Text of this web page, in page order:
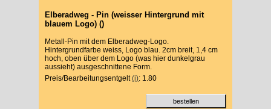
Elberadweg - Pin (weisser Hintergrund mit
blauem Logo) ()
Metall-Pin mit dem Elberadweg-Logo.
Hintergrundfarbe weiss, Logo blau. 2cm breit, 1,4 cm
hoch, oben über dem Logo (was hier dunkelgrau
aussieht) ausgeschnittene Form.
Preis/Bearbeitungsentgelt(i): 1.80